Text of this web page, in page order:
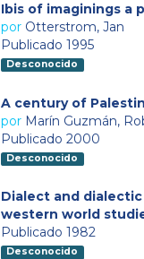
Ibis of imaginings a
por Otterstrom, Jan
Publicado 1995
Desconocido
A century of
por Marín Guzmán,
Publicado 2000
Desconocido
Dialect and
western world
Publicado 1982
Desconocido